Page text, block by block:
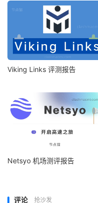
Viking Links 评测报告
Netsyo 机场测评报告
评论 抢沙发